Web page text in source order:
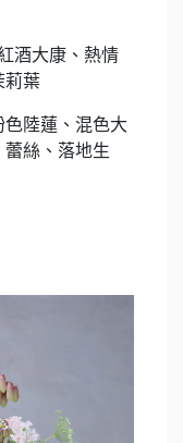
酒大康、熱情
莉葉
色陸蓮、混色大
絲、落地生